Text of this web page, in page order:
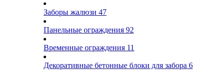
Заборы жалюзи 47
Панельные ограждения 92
Временные ограждения 11
Декоративные бетонные блоки для забора 6